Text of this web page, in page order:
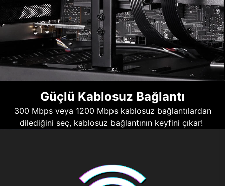
Güçlü Kablosuz Bağlantı
300 Mbps veya 1200 Mbps kablosuz bağlantılardan
dilediğini seç, kablosuz bağlantının keyfini çıkar!